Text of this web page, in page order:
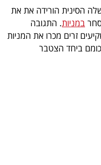
שנת 2008, הממשלה הסינית הורידה את את
במניות. התגובה
זרים מכרו את המניות
ביחד הצטבר